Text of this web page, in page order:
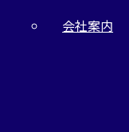
会社案内